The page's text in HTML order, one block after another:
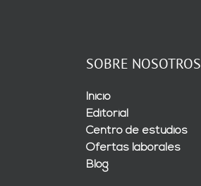
SOBRE NOSOTROS
Inicio
Editorial
Centro de estudios
Ofertas laborales
Blog